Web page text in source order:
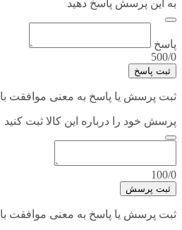
به این پرسش پاسخ دهید
پاسخ
500/0
ثبت پاسخ
ثبت پرسش یا پاسخ به معنی موافقت با
پرسش خود را درباره این کالا ثبت کنید
100/0
ثبت پرسش
ثبت پرسش یا پاسخ به معنی موافقت با